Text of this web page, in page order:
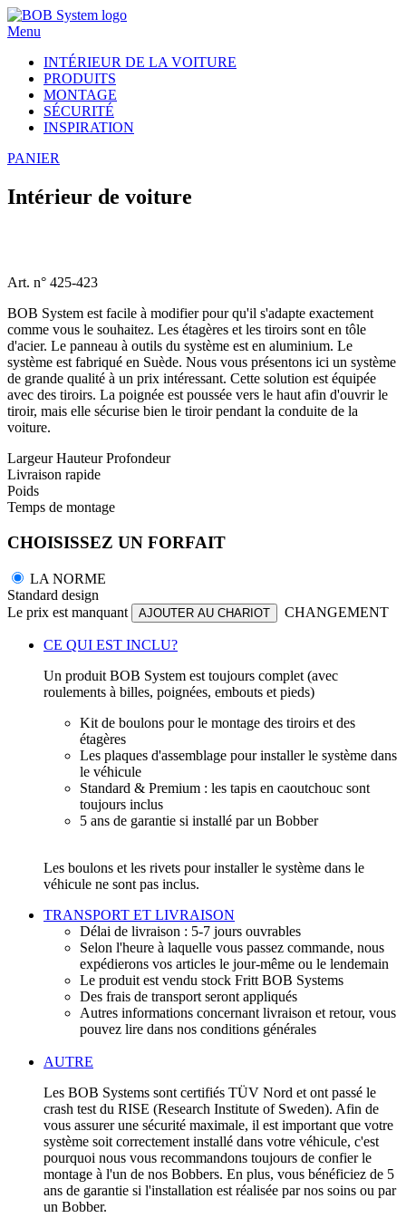
Menu
INTÉRIEUR DE LA VOITURE
PRODUITS
MONTAGE
SÉCURITÉ
INSPIRATION
PANIER
Intérieur de voiture
Art. n° 425-423
BOB System est facile à modifier pour qu'il s'adapte exactement
comme vous le souhaitez. Les étagères et les tiroirs sont en tôle
d'acier. Le panneau à outils du système est en aluminium. Le
système est fabriqué en Suède. Nous vous présentons ici un système
de grande qualité à un prix intéressant. Cette solution est équipée
avec des tiroirs. La poignée est poussée vers le haut afin d'ouvrir le
tiroir, mais elle sécurise bien le tiroir pendant la conduite de la
voiture.
LargeurHauteurProfondeur
Livraison rapide
Poids
Temps de montage
CHOISISSEZ UN FORFAIT
LA NORME
Standard design
Le prix est manquant
AJOUTER AU CHARIOT CHANGEMENT
CE QUI EST INCLU?
Un produit BOB System est toujours complet (avec
roulements à billes, poignées, embouts et pieds)
Kit de boulons pour le montage des tiroirs et des
étagères
Les plaques d'assemblage pour installer le système dans
le véhicule
Standard & Premium : les tapis en caoutchouc sont
toujours inclus
5 ans de garantie si installé par un Bobber
Les boulons et les rivets pour installer le système dans le
véhicule ne sont pas inclus.
TRANSPORT ET LIVRAISON
Délai de livraison : 5-7 jours ouvrables
Selon l'heure à laquelle vous passez commande, nous
expédierons vos articles le jour-même ou le lendemain
Le produit est vendu stock Fritt BOB Systems
Des frais de transport seront appliqués
Autres informations concernant livraison et retour, vous
pouvez lire dans nos conditions générales
AUTRE
Les BOB Systems sont certifiés TÜV Nord et ont passé le
crash test du RISE (Research Institute of Sweden). Afin de
vous assurer une sécurité maximale, il est important que votre
système soit correctement installé dans votre véhicule, c'est
pourquoi nous vous recommandons toujours de confier le
montage à l'un de nos Bobbers. En plus, vous bénéficiez de 5
ans de garantie si l'installation est réalisée par nos soins ou par
un Bobber.